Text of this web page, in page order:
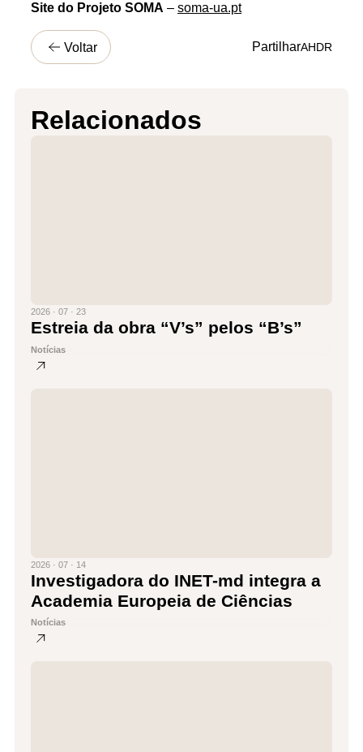
Site do Projeto SOMA – soma-ua.pt
Voltar PartilharAHDR
Relacionados
2026 · 07 · 23
Estreia da obra “V’s” pelos “B’s”
Notícias
2026 · 07 · 14
Investigadora do INET-md integra a
Academia Europeia de Ciências
Notícias